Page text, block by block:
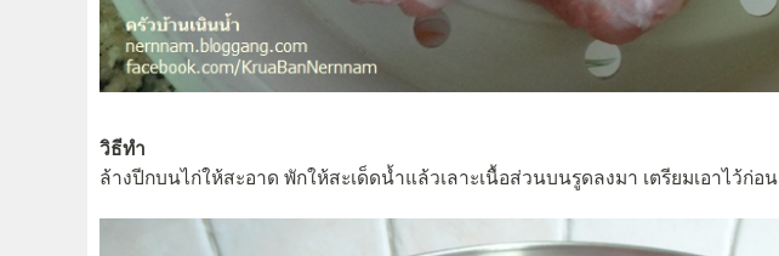
วิธีทำ
ล้างปีกบนไก่ให้สะอาด พักให้สะเด็ดน้ำแล้วเลาะเนื้อส่วนบนรูดลงมา เตรียมเอาไว้ก่อน